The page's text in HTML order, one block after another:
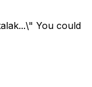
You could